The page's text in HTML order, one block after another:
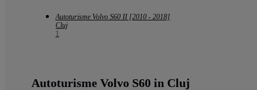
Autoturisme Volvo S60 II [2010 - 2018]
Cluj
1
Autoturisme Volvo S60 in Cluj